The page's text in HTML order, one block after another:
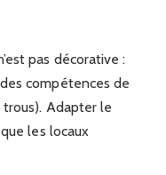
pas décorative :
compétences de
trous). Adapter le
les locaux